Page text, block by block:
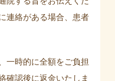
連絡がある場合、患者
一時的に全額をご負担
確認後に返金いたしま